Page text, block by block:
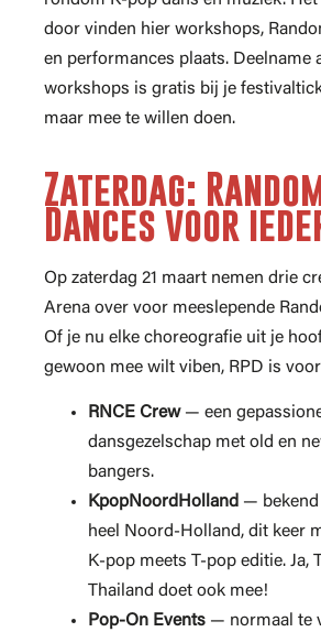
door vinden hier workshops,
en performances plaats. Deelname
workshops is gratis bij je
maar mee te willen doen.
Zaterdag:
Dances voor
Op zaterdag 21 maart nemen drie
Arena over voor meeslepende
Of je nu elke choreografie uit je
gewoon mee wilt viben, RPD is
RNCE Crew — een
dansgezelschap met old en
bangers.
KpopNoordHolland — bekend
heel Noord-Holland, dit keer
K-pop meets T-pop editie. Ja,
Thailand doet ook mee!
Pop-On Events — normaal te